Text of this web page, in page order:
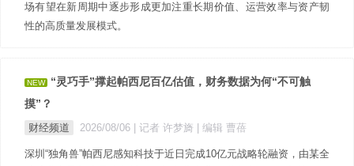
场有望在新周期中逐步形成更加注重长期价值、运营效率与资产韧
性的高质量发展模式。
NEW
“灵巧手”撑起帕西尼百亿估值，财务数据为何“不可触
摸”？
财经频道 2026/08/06 | 记者 许梦旖 | 编辑 曹蓓
深圳“独角兽”帕西尼感知科技于近日完成10亿元战略轮融资，由某全